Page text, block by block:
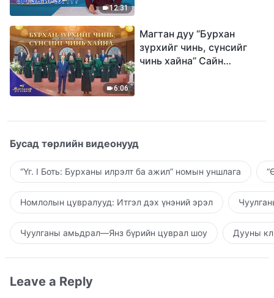
12:31
6:06
Магтан дуу “Бурхан
зүрхийг чинь, сүнсийг
чинь хайна” Сайн
Бусад төрлийн видеонууд
“Үг. I Боть: Бурханы илрэлт ба ажил” номын уншлага
Номлолын цувралууд: Итгэл дэх үнэний эрэл
Чуулганы амьдрал—Янз бүрийн цуврал шоу Дууны
Leave a Reply